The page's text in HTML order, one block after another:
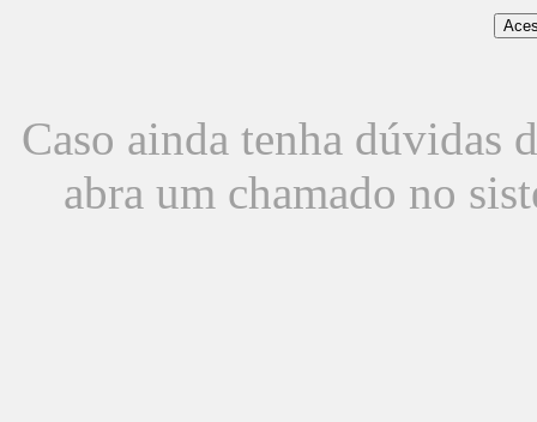
Caso ainda tenha dúvidas
abra um chamado no